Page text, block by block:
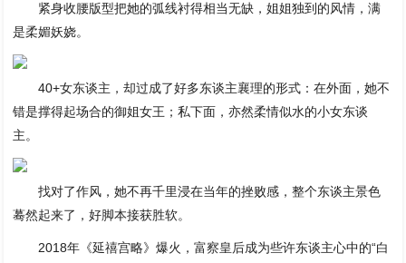
紧身收腰版型把她的弧线衬得相当无缺，姐姐独到的风情，满
是柔媚妖娆。
40+女东谈主，却过成了好多东谈主襄理的形式：在外面，她不
错是撑得起场合的御姐女王；私下面，亦然柔情似水的小女东谈
主。
找对了作风，她不再千里浸在当年的挫败感，整个东谈主景色
蓦然起来了，好脚本接获胜软。
2018年《延禧宫略》爆火，富察皇后成为些许东谈主心中的“白